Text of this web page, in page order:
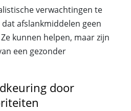
verwachtingen te
afslankmiddelen geen
kunnen helpen, maar zijn
een gezonder
door